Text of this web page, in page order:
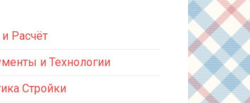
Расчёт
и Технологии
Стройки